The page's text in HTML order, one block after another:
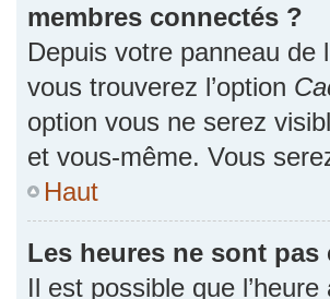
membres connectés ?
Depuis votre panneau de
vous trouverez l’option
option vous ne serez
et vous-même. Vous
Haut
Les heures ne sont pas
Il est possible que